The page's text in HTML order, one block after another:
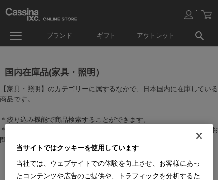
ブランド ギフト アウトレット
国内在庫品(家具・照明）
【家具・照明】のカテゴリーに属するなかで、日本国内に在庫している
商品です。
＊絞り込み機能で商品検索することができます。
＊全店舗で在庫を共有しておりますので、最新の在庫状況についてはお
問い合わせください。
当サイトではクッキーを使用しています
当社では、ウェブサイトでの体験を向上させ、お客様にあっ
たコンテンツや広告のご提供や、トラフィックを分析するた